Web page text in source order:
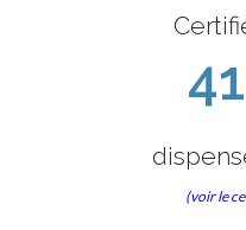
(voir le